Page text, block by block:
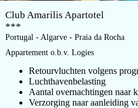
Club Amarilis Apartotel
***
Portugal - Algarve - Praia da Rocha
Appartement o.b.v. Logies
Retourvluchten volgens
Luchthavenbelasting
Aantal overnachtingen naar
Verzorging naar aanleiding